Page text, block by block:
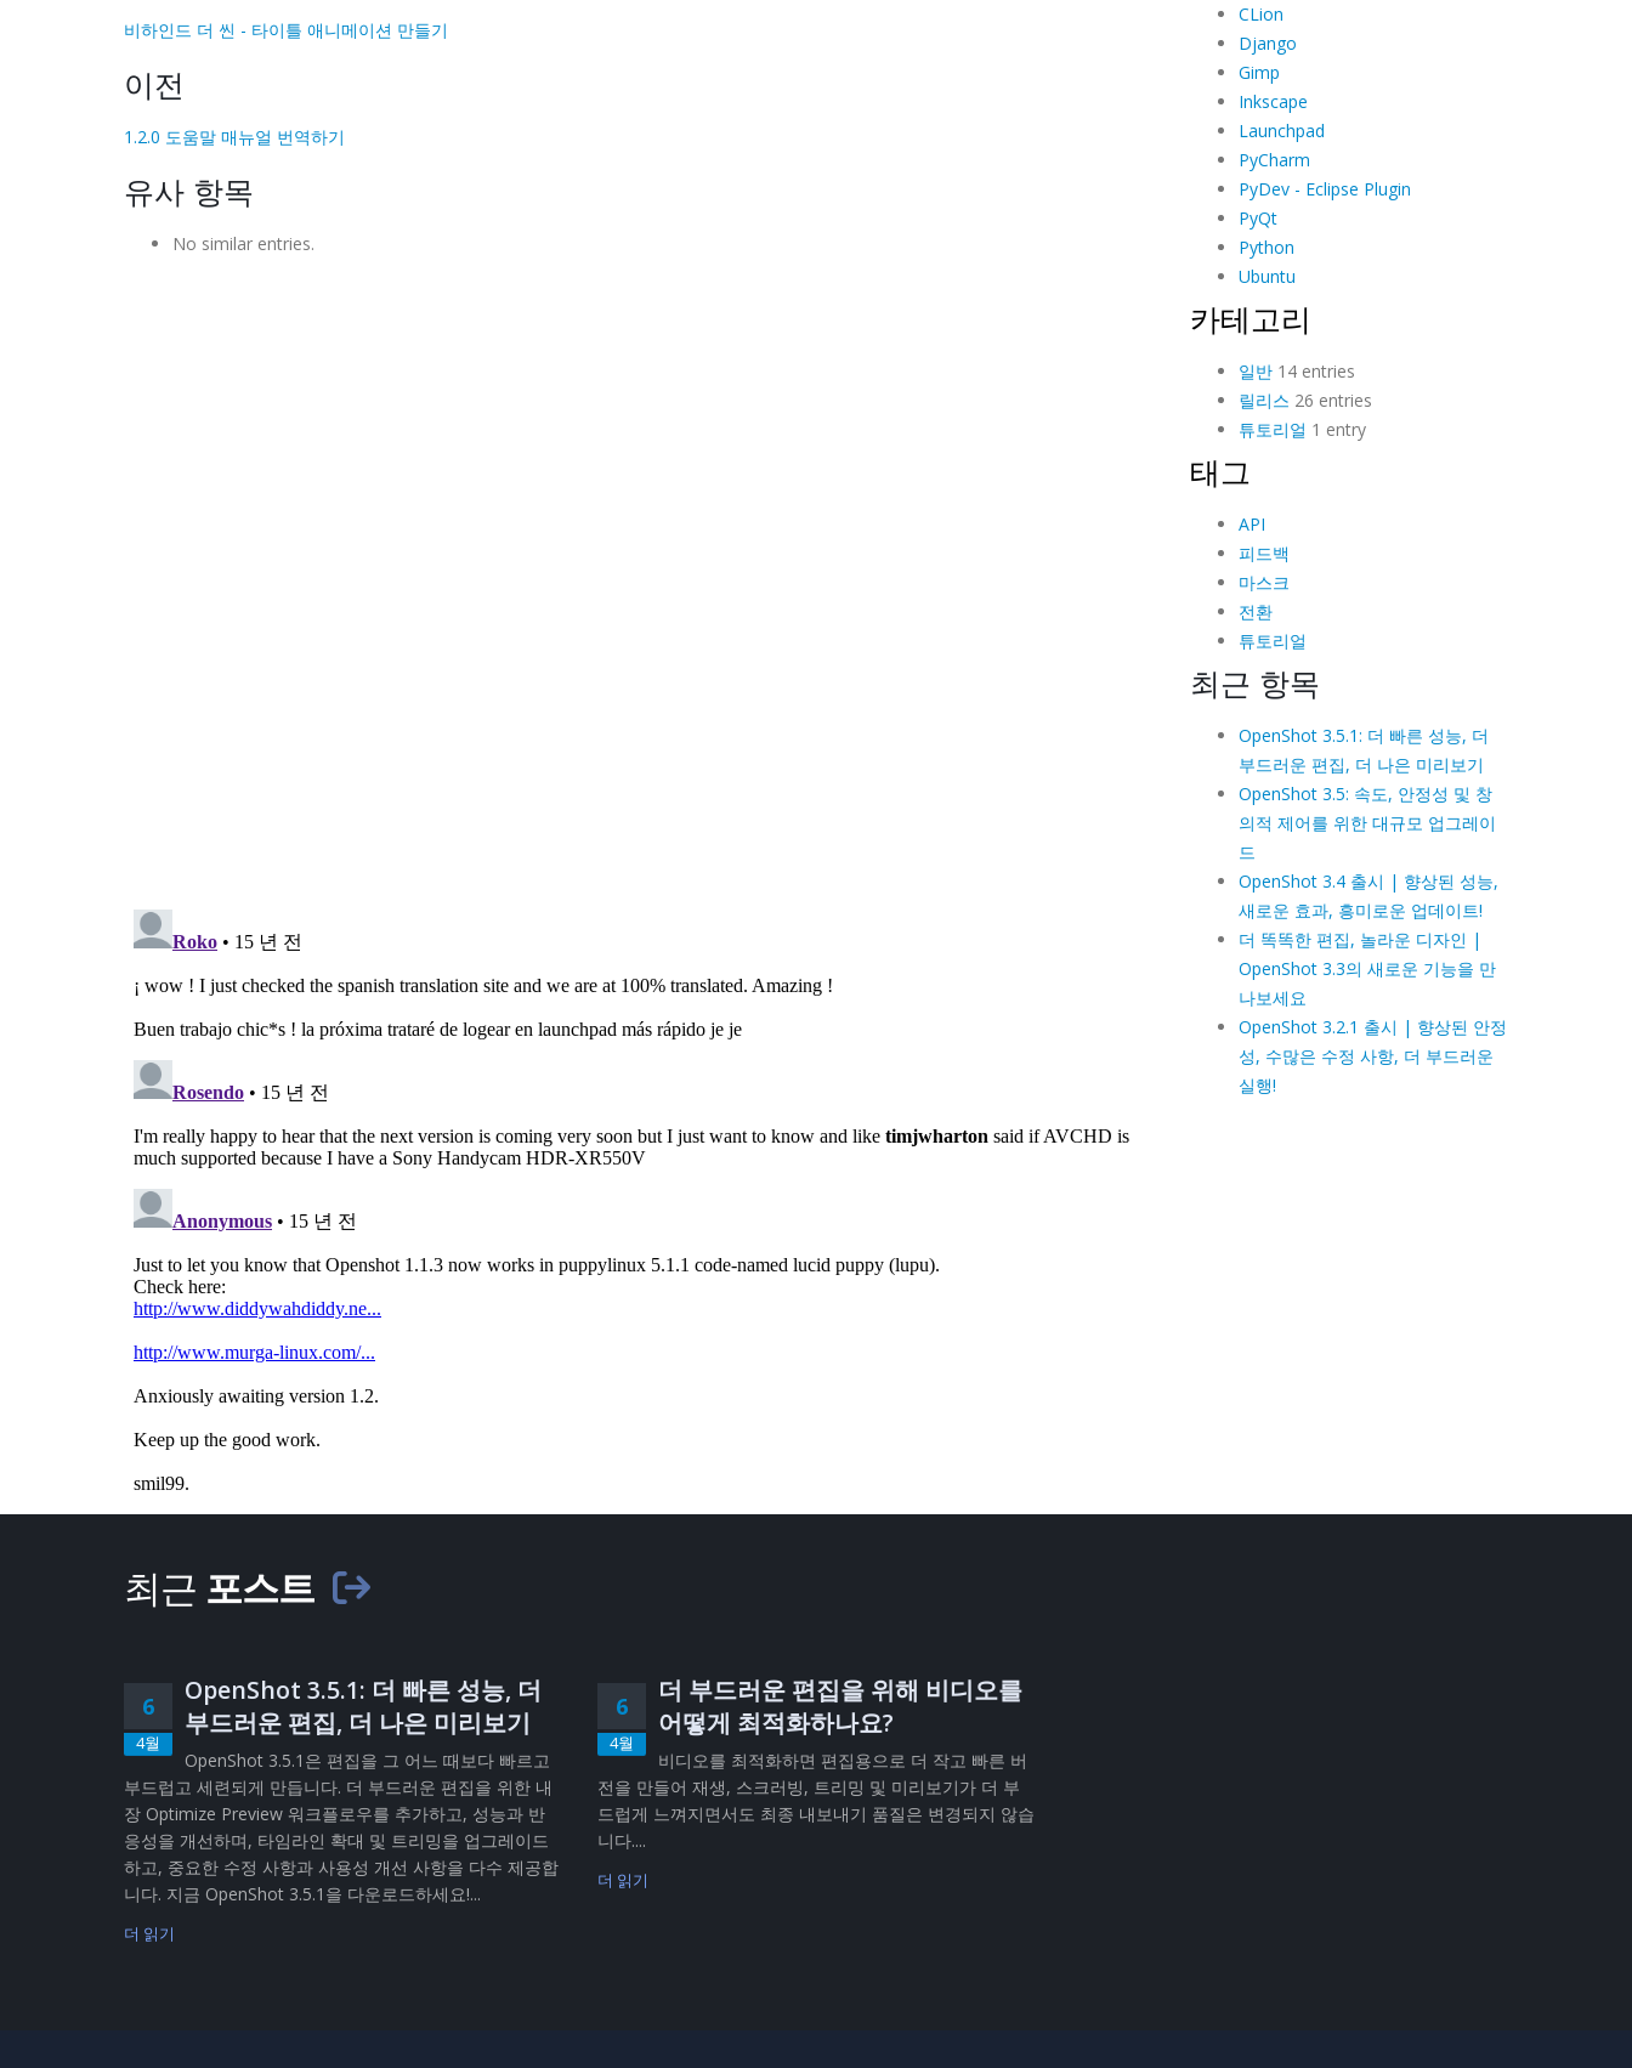
비하인드 더 씬 - 타이틀 애니메이션 만들기
이전
1.2.0 도움말 매뉴얼 번역하기
유사 항목
No similar entries.
CLion
Django
Gimp
Inkscape
Launchpad
PyCharm
PyDev - Eclipse Plugin
PyQt
Python
Ubuntu
카테고리
일반14 entries
릴리스 26 entries
튜토리얼 1 entry
태그
API
피드백
마스크
전환
튜토리얼
최근 항목
OpenShot 3.5.1: 더 빠른 성능, 더
부드러운 편집, 더 나은 미리보기
OpenShot 3.5: 속도, 안정성 및 창
의적 제어를 위한 대규모 업그레이
드
OpenShot 3.4 출시 | 향상된 성능,
새로운 효과, 흥미로운 업데이트!
더 똑똑한 편집, 놀라운 디자인 |
OpenShot 3.3의 새로운 기능을 만
나보세요
OpenShot 3.2.1 출시 | 향상된 안정
성, 수많은 수정 사항, 더 부드러운
실행!
최근 포스트
6
4월
OpenShot 3.5.1: 더 빠른 성능, 더
부드러운 편집, 더 나은 미리보기
OpenShot 3.5.1은 편집을 그 어느 때보다 빠르고
부드럽고 세련되게 만듭니다. 더 부드러운 편집을 위한 내
장 Optimize Preview 워크플로우를 추가하고, 성능과 반
응성을 개선하며, 타임라인 확대 및 트리밍을 업그레이드
하고, 중요한 수정 사항과 사용성 개선 사항을 다수 제공합
니다. 지금 OpenShot 3.5.1을 다운로드하세요!...
더 읽기
6
4월
더 부드러운 편집을 위해 비디오를
어떻게 최적화하나요?
비디오를 최적화하면 편집용으로 더 작고 빠른 버
전을 만들어 재생, 스크러빙, 트리밍 및 미리보기가 더 부
드럽게 느껴지면서도 최종 내보내기 품질은 변경되지 않습
니다....
더 읽기